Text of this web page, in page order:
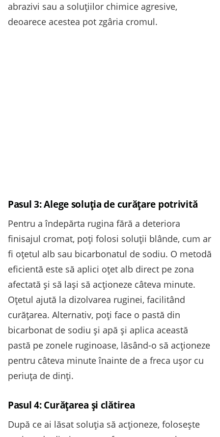
abrazivi sau a soluțiilor chimice agresive,
deoarece acestea pot zgâria cromul.
Pasul 3: Alege soluția de curățare potrivită
Pentru a îndepărta rugina fără a deteriora
finisajul cromat, poți folosi soluții blânde, cum ar
fi oțetul alb sau bicarbonatul de sodiu. O metodă
eficientă este să aplici oțet alb direct pe zona
afectată și să lași să acționeze câteva minute.
Oțetul ajută la dizolvarea ruginei, facilitând
curățarea. Alternativ, poți face o pastă din
bicarbonat de sodiu și apă și aplica această
pastă pe zonele ruginoase, lăsând-o să acționeze
pentru câteva minute înainte de a freca ușor cu
periuța de dinți.
Pasul 4: Curățarea și clătirea
După ce ai lăsat soluția să acționeze, folosește